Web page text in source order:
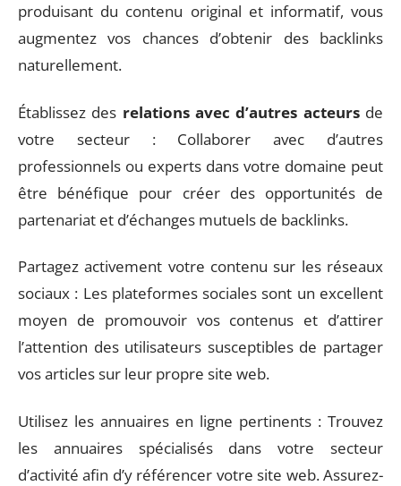
produisant du contenu original et informatif, vous
augmentez vos chances d’obtenir des backlinks
naturellement.
Établissez des relations avec d’autres acteursde
votre secteur : Collaborer avec d’autres
professionnels ou experts dans votre domaine peut
être bénéfique pour créer des opportunités de
partenariat et d’échanges mutuels de backlinks.
Partagez activement votre contenu sur les réseaux
sociaux : Les plateformes sociales sont un excellent
moyen de promouvoir vos contenus et d’attirer
l’attention des utilisateurs susceptibles de partager
vos articles sur leur propre site web.
Utilisez les annuaires en ligne pertinents : Trouvez
les annuaires spécialisés dans votre secteur
d’activité afin d’y référencer votre site web. Assurez-